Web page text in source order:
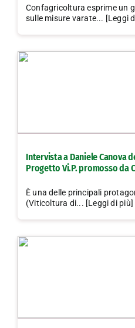
Confagricoltura esprime un
sulle misure varate... [Leggi
Intervista a Daniele Canova
Progetto Vi.P. promosso da
È una delle principali
(Viticoltura di... [Leggi di più]